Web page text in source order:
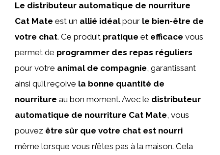
Le distributeur automatique de nourriture
Cat Mate est un allié idéalpour le bien-être de
votre chat. Ce produit pratique et efficace vous
permet de programmer des repas réguliers
pour votre animal de compagnie, garantissant
ainsi qu’il reçoive la bonne quantité de
nourriture au bon moment. Avec le distributeur
automatique de nourriture Cat Mate, vous
pouvez être sûr que votre chat est nourri
même lorsque vous n’êtes pas à la maison. Cela